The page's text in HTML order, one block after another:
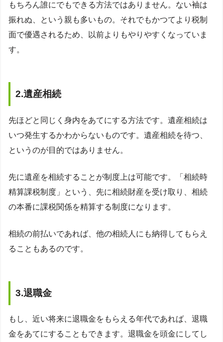
もちろん誰にでもできる方法ではありません。ない袖は
振れぬ、という親も多いもの。それでもかつてより税制
面で優遇されるため、以前よりもやりやすくなっていま
す。
2.遺産相続
先ほどと同じく身内をあてにする方法です。遺産相続は
いつ発生するかわからないものです。遺産相続を待つ、
というのが目的ではありません。
先に遺産を相続することが制度上は可能です。「相続時
精算課税制度」という、先に相続財産を受け取り、相続
の本番に課税関係を精算する制度になります。
相続の前払いであれば、他の相続人にも納得してもらえ
ることもあるのです。
3.退職金
もし、近い将来に退職金をもらえる年代であれば、退職
金をあてにすることもできます。退職金を頭金にしてし